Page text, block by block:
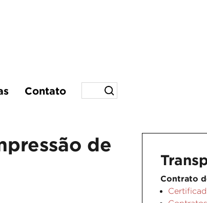
Contato
de
Contrato